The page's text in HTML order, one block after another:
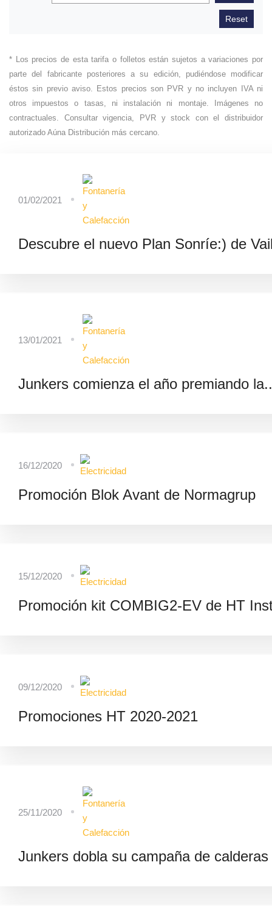
* Los precios de esta tarifa o folletos están sujetos a variaciones por
parte del fabricante posteriores a su edición, pudiéndose modificar
éstos sin previo aviso. Estos precios son PVR y no incluyen IVA ni
otros impuestos o tasas, ni instalación ni montaje. Imágenes no
contractuales. Consultar vigencia, PVR y stock con el distribuidor
autorizado Aúna Distribución más cercano.
01/02/2021
Descubre el nuevo Plan Sonríe:) de
13/01/2021
Junkers comienza el año premiando
16/12/2020
Promoción Blok Avant de Normagrup
15/12/2020
Promoción kit COMBIG2-EV de HT
09/12/2020
Promociones HT 2020-2021
25/11/2020
Junkers dobla su campaña de calderas